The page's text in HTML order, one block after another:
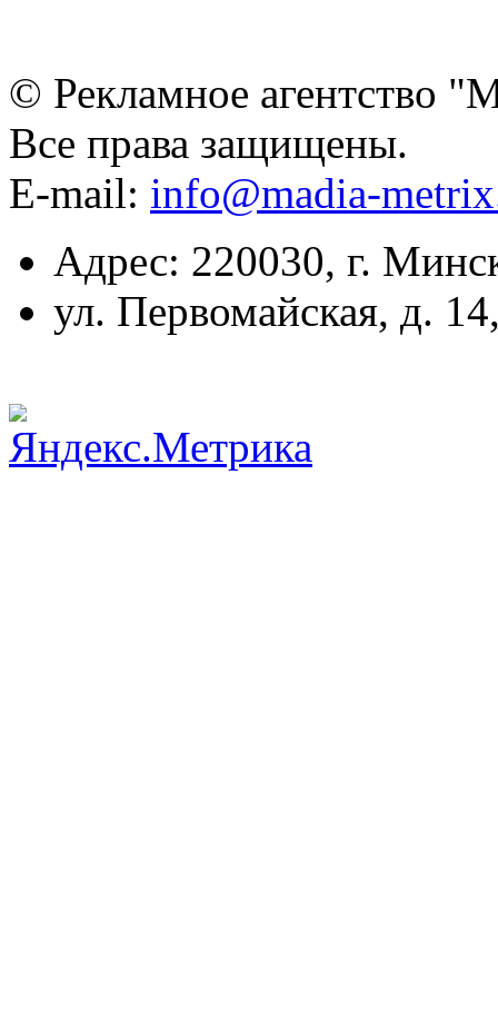
© Рекламное агентство
Все права защищены.
E-mail: info@madia-
Адрес: 220030, г.
ул. Первомайская, д.